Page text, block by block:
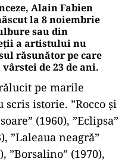
Alain Fabien
la 8 noiembrie
sau din
a artistului nu
răsunător pe care
de 23 de ani.
pe marile
istorie. ”Rocco și
(1960), ”Eclipsa”
”Laleaua neagră”
”Borsalino” (1970),